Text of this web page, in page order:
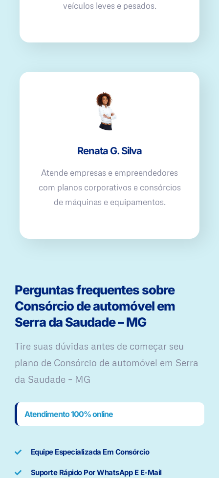
veículos leves e pesados.
Renata G. Silva
Atende empresas e empreendedores
com planos corporativos e consórcios
de máquinas e equipamentos.
Perguntas frequentes sobre
Consórcio de automóvel em
Serra da Saudade – MG
Tire suas dúvidas antes de começar seu
plano ​de Consórcio de automóvel em Serra
da Saudade – MG
Atendimento 100% online
Equipe Especializada Em Consórcio
Suporte Rápido Por WhatsApp E E-Mail